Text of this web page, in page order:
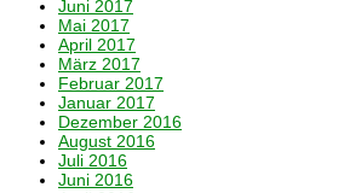
Juni 2017
Mai 2017
April 2017
März 2017
Februar 2017
Januar 2017
Dezember 2016
August 2016
Juli 2016
Juni 2016